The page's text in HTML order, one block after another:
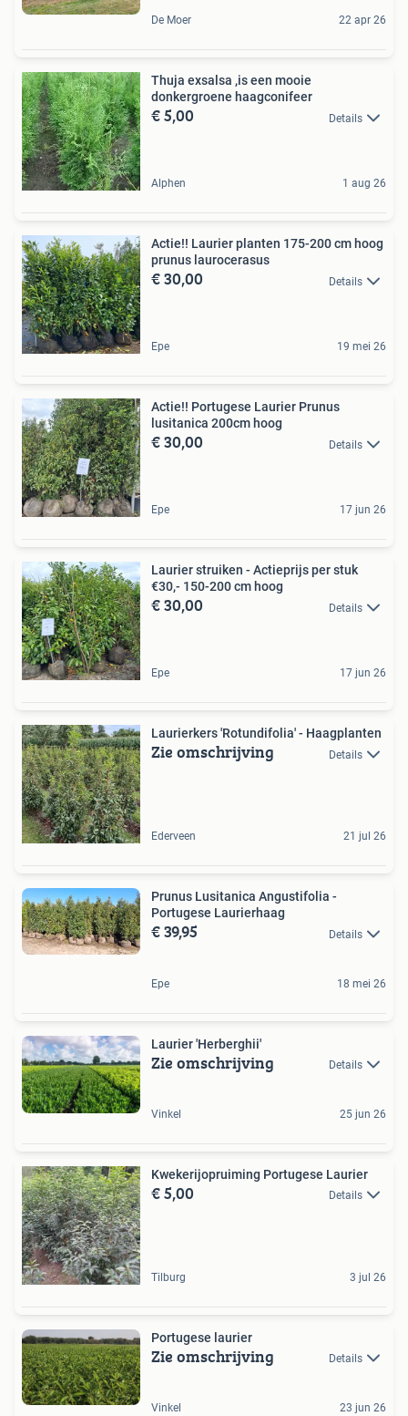
De Moer 22 apr 26
Thuja exsalsa ,is een mooie
donkergroene haagconifeer
€ 5,00 Details
Alphen 1 aug 26
Actie!! Laurier planten 175-200 cm hoog
prunus laurocerasus
€ 30,00 Details
Epe 19 mei 26
Actie!! Portugese Laurier Prunus
lusitanica 200cm hoog
€ 30,00 Details
Epe 17 jun 26
Laurier struiken - Actieprijs per stuk
€30,- 150-200 cm hoog
€ 30,00 Details
Epe 17 jun 26
Laurierkers 'Rotundifolia' - Haagplanten
Zie omschrijving Details
Ederveen 21 jul 26
Prunus Lusitanica Angustifolia -
Portugese Laurierhaag
€ 39,95 Details
Epe 18 mei 26
Laurier 'Herberghii'
Zie omschrijving Details
Vinkel 25 jun 26
Kwekerijopruiming Portugese Laurier
€ 5,00 Details
Tilburg 3 jul 26
Portugese laurier
Zie omschrijving Details
Vinkel 23 jun 26